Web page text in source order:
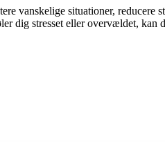
vanskelige situationer, reducere
dig stresset eller overvældet,